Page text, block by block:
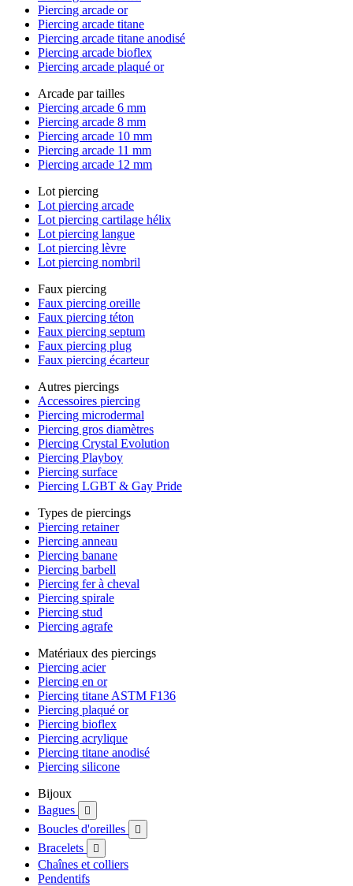
Piercing arcade or
Piercing arcade titane
Piercing arcade titane anodisé
Piercing arcade bioflex
Piercing arcade plaqué or
Arcade par tailles
Piercing arcade 6 mm
Piercing arcade 8 mm
Piercing arcade 10 mm
Piercing arcade 11 mm
Piercing arcade 12 mm
Lot piercing
Lot piercing arcade
Lot piercing cartilage hélix
Lot piercing langue
Lot piercing lèvre
Lot piercing nombril
Faux piercing
Faux piercing oreille
Faux piercing téton
Faux piercing septum
Faux piercing plug
Faux piercing écarteur
Autres piercings
Accessoires piercing
Piercing microdermal
Piercing gros diamètres
Piercing Crystal Evolution
Piercing Playboy
Piercing surface
Piercing LGBT & Gay Pride
Types de piercings
Piercing retainer
Piercing anneau
Piercing banane
Piercing barbell
Piercing fer à cheval
Piercing spirale
Piercing stud
Piercing agrafe
Matériaux des piercings
Piercing acier
Piercing en or
Piercing titane ASTM F136
Piercing plaqué or
Piercing bioflex
Piercing acrylique
Piercing titane anodisé
Piercing silicone
Bijoux
Bagues

Boucles d'oreilles 
Bracelets 
Chaînes et colliers
Pendentifs